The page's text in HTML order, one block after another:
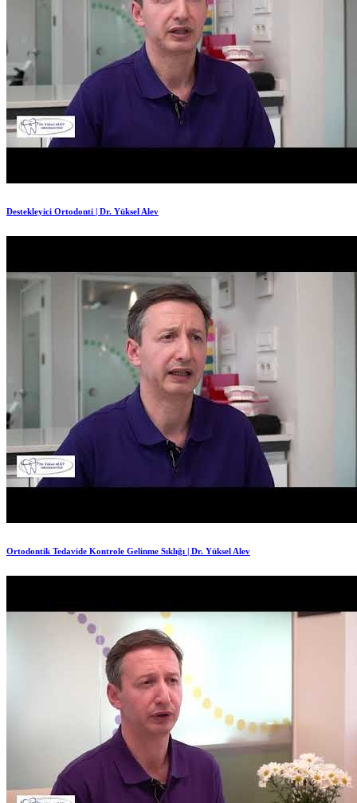
Destekleyici Ortodonti | Dr. Yüksel Alev
Ortodontik Tedavide Kontrole Gelinme Sıklığı | Dr. Yüksel Alev